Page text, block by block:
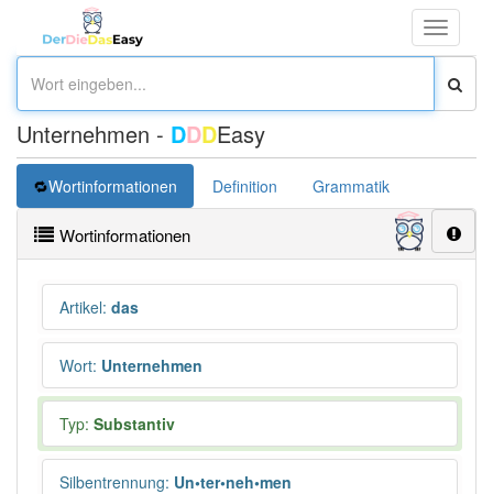
Toggle
Unternehmen - DDDEasy
Wortinformationen Definition Grammatik
Wortinformationen
Artikel: das
Wort: Unternehmen
Typ: Substantiv
Silbentrennung: Un•ter•neh•men